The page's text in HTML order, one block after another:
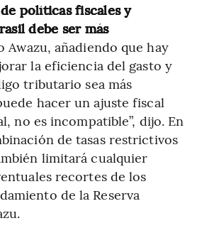
políticas fiscales y
debe ser más
Awazu, añadiendo que hay
la eficiencia del gasto y
tributario sea más
hacer un ajuste fiscal
no es incompatible”, dijo. En
de tasas restrictivos
limitará cualquier
recortes de los
de la Reserva